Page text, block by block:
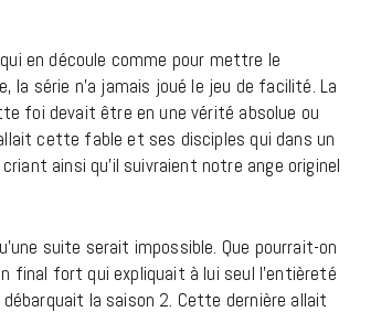
en découle comme pour mettre le
la série n’a jamais joué le jeu de facilité. La
foi devait être en une vérité absolue ou
cette fable et ses disciples qui dans un
ainsi qu’il suivraient notre ange originel
suite serait impossible. Que pourrait-on
final fort qui expliquait à lui seul l’entièreté
la saison 2. Cette dernière allait